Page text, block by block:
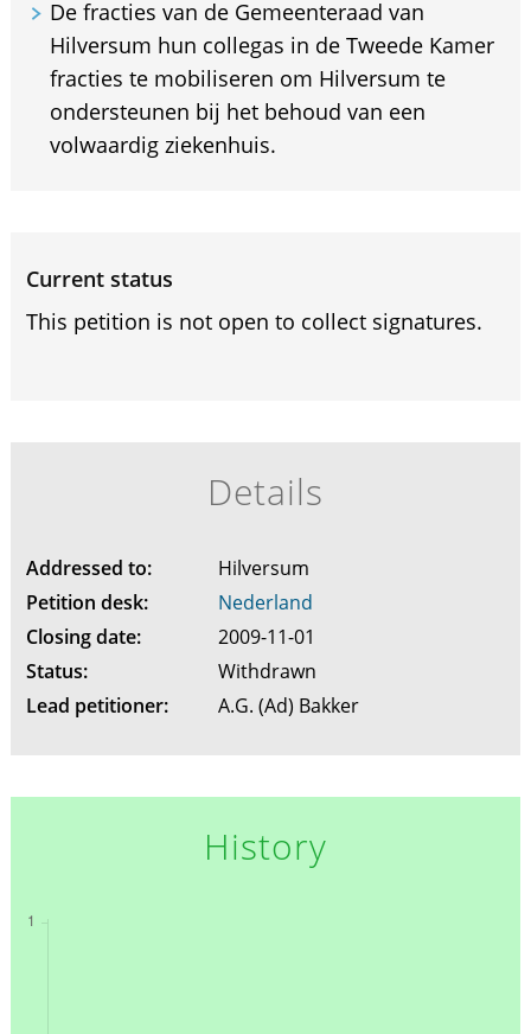
De fracties van de Gemeenteraad van
Hilversum hun collegas in de Tweede Kamer
fracties te mobiliseren om Hilversum te
ondersteunen bij het behoud van een
volwaardig ziekenhuis.
Current status
This petition is not open to collect signatures.
Details
Addressed to:
Hilversum
Petition desk:
Nederland
Closing date:
2009-11-01
Status:
Withdrawn
Lead petitioner:
A.G. (Ad) Bakker
History